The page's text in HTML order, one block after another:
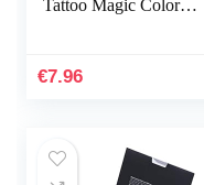
Tattoo Magic Color
het dagelijks leven
€7.96